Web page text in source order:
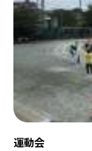
運動会